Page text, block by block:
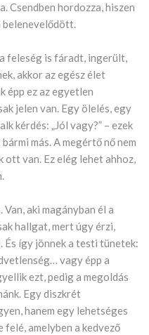
Csendben hordozza, hiszen
belenevelődött.
feleség is fáradt, ingerült,
akkor az egész élet
épp ez az egyetlen
jelen van. Egy ölelés, egy
kérdés: „Jól vagy?” – ezek
más. A megértő nő nem
ott van. Ez elég lehet ahhoz,
aki magányban él a
hallgat, mert úgy érzi,
És így jönnek a testi tünetek:
vagy épp a
ezt, pedig a megoldás
Egy diszkrét
hanem egy lehetséges
felé, amelyben a kedvező